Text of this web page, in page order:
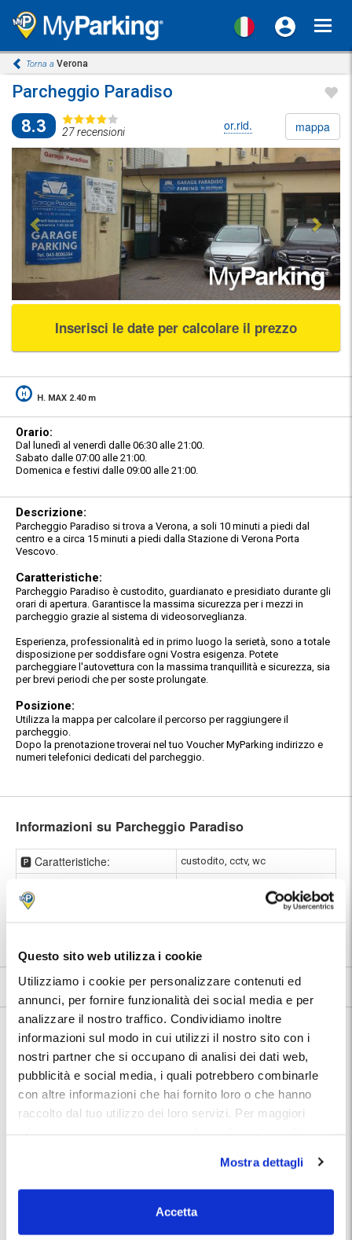
Questo sito web utilizza i cookie
Utilizziamo i cookie per personalizzare contenuti ed
annunci, per fornire funzionalità dei social media e per
analizzare il nostro traffico. Condividiamo inoltre
informazioni sul modo in cui utilizzi il nostro sito con i
nostri partner che si occupano di analisi dei dati web,
pubblicità e social media, i quali potrebbero combinarle
con altre informazioni che hai fornito loro o che hanno
raccolto dal tuo utilizzo dei loro servizi. Per maggiori
Mostra dettagli
Accetta
Torna a Verona
Parcheggio Paradiso
8.3
27 recensioni or.rid. mappa
Previous Next
Inserisci le date per calcolare il prezzo
H. MAX 2.40 m
Orario:
Dal lunedì al venerdì dalle 06:30 alle 21:00.
Sabato dalle 07:00 alle 21:00.
Domenica e festivi dalle 09:00 alle 21:00.
Descrizione:
Parcheggio Paradiso si trova a Verona, a soli 10 minuti a piedi dal
centro e a circa 15 minuti a piedi dalla Stazione di Verona Porta
Vescovo.
Caratteristiche:
Parcheggio Paradiso è custodito, guardianato e presidiato durante gli
orari di apertura. Garantisce la massima sicurezza per i mezzi in
parcheggio grazie al sistema di videosorveglianza.
Esperienza, professionalità ed in primo luogo la serietà, sono a totale
disposizione per soddisfare ogni Vostra esigenza. Potete
parcheggiare l'autovettura con la massima tranquillità e sicurezza, sia
per brevi periodi che per soste prolungate.
Posizione:
Utilizza la mappa per calcolare il percorso per raggiungere il
parcheggio.
Dopo la prenotazione troverai nel tuo Voucher MyParking indirizzo e
numeri telefonici dedicati del parcheggio.
Informazioni su Parcheggio Paradiso
🅿️ Caratteristiche: custodito, cctv, wc
⭐ Votato dai clienti:
8.3 27 recensioniVedi tutte
Nelle vicinanze:
Dal Parcheggio Paradiso si può facilmente raggiungere il centro
storico di Verona, in soli 10 minuti a piedi. A breve distanza si trovano:
la Casa di Giulietta (700 metri), la Torre dei Lamberti (850 metri), il
Teatro Filarmonico e l’Arena di Verona (circa 1,5 km) e molti altri luoghi
di interesse e monumenti della città scaligera.
Il bellissimo anfiteatro romano dell'Arena, ben conservato e con
Parcheggio Paradiso è possibile raggiungere comodamente l'Arena
La Stazione di Verona Porta Vescovo è raggiungibile con una